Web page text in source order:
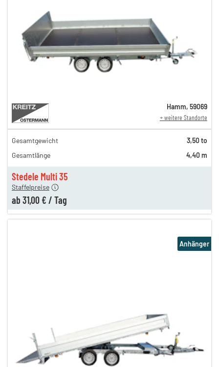
Stedele Multi 35
47,00 €
44,00 €
Staffelpreise
ab 31,00 € / Tag
Hamm, 59069
+ weitere Standorte
Gesamtgewicht
3,50 to
Gesamtlänge
4,40 m
Anhänger